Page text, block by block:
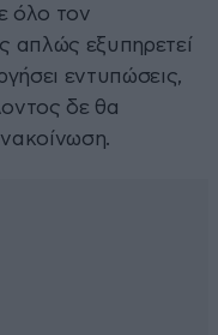
όλο τον
απλώς εξυπηρετεί
εντυπώσεις,
δε θα